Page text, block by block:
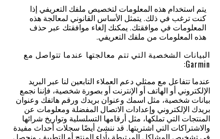
يتم استخدام هذه المعلومات لتخصيص ملفك التعريفي إذا
كنت ترغب في ذلك. يتمثل الأساس القانوني لمعالجة هذه
المعلومات في موافقتك. يمكنك إلغاء موافقتك عبر حذف
هذه المعلومات من ملفك التعريفي.
البيانات الشخصية التي تتم معالجتها عندما تتواصل مع
Garmin:
عندما تتفاعل مع ممثلي دعم العملاء التابعين لنا عبر البريد
الإلكتروني أو الهاتف أو الإنترنت أو بصورة شخصية، فإننا نجمع
بيانات شخصية، مثل اسمك وعنوان بريدك ورقم هاتفك وعنوان
بريدك الإلكتروني وإعدادات الاتصال المفضلة ومعلومات عن
المنتجات التي تملكها، مثل أرقامها التسلسلية وتواريخ شرائها
والاشتراكات التي اشتريتها. قد ننشئ أيضًا سجلات أحداث مفيدة